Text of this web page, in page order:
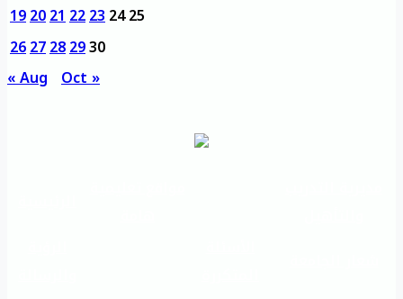
19202122232425
2627282930
« Aug Oct »